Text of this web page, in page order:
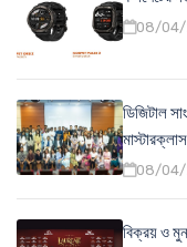
08/04/
ডিজিটাল
মাস্টারক্লাস
08/04/
বিক্রয় ও